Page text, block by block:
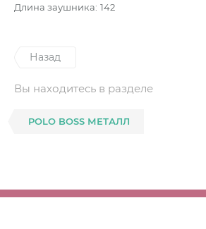
Длина заушника: 142
Назад
Вы находитесь в разделе
POLO BOSS МЕТАЛЛ